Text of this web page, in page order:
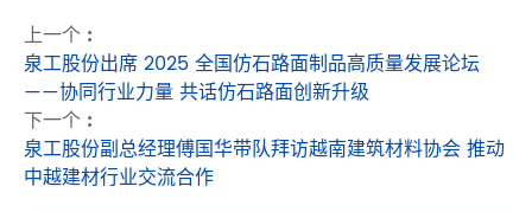
上一个 :
泉工股份出席 2025 全国仿石路面制品高质量发展论坛
——协同行业力量 共话仿石路面创新升级
下一个 :
泉工股份副总经理傅国华带队拜访越南建筑材料协会 推动
中越建材行业交流合作